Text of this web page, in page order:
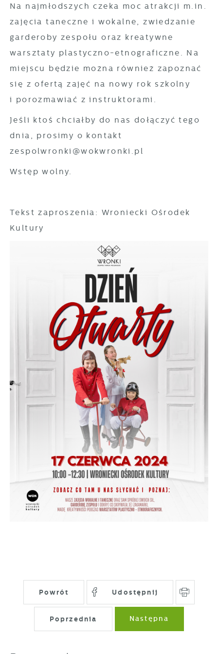
Na najmłodszych czeka moc atrakcji m.in.
zajęcia taneczne i wokalne, zwiedzanie
garderoby zespołu oraz kreatywne
warsztaty plastyczno-etnograficzne. Na
miejscu będzie można również zapoznać
się z ofertą zajęć na nowy rok szkolny
i porozmawiać z instruktorami.
Jeśli ktoś chciałby do nas dołączyć tego
dnia, prosimy o kontakt
zespolwronki@wokwronki.pl
Wstęp wolny.
Tekst zaproszenia: Wroniecki Ośrodek
Kultury
Powrót Udostępnij
Poprzednia Następna
Cookies analityczne pozwalają na uzyskanie
informacji w zakresie wykorzystywania witryny
pozwalają nam na ocenę naszych serwisów
internetowych pod względem ich popularności
wśród użytkowników. Zgromadzone informacje
są przetwarzane w formie zanonimizowanej.
gwarantuje dostępność wszystkich
funkcjonalności.
Więcej
Reklamowe
prezentujemy Ci najciekawsze informacje i
aktualności na stronach naszych partnerów.
Promocyjne pliki cookies służą do
prezentowania Ci naszych komunikatów na
witryny internetowej. Treści promocyjne mogą
pojawić się na stronach podmiotów trzecich
charakterze pośredników prezentujących nasze
treści w postaci wiadomości, ofert,